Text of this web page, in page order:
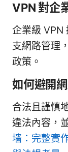
VPN 對企
企業級 VPN
支網路管理
政策。
如何避開
合法且謹慎
違法內容，
墙：完整實